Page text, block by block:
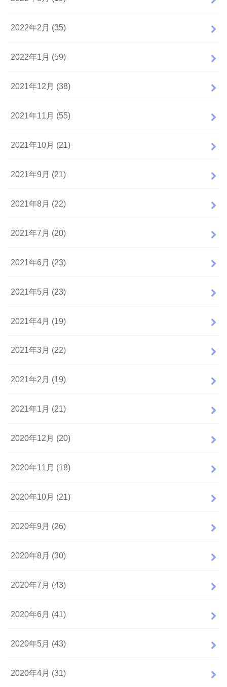
2022年2月 (35)
2022年1月 (59)
2021年12月 (38)
2021年11月 (55)
2021年10月 (21)
2021年9月 (21)
2021年8月 (22)
2021年7月 (20)
2021年6月 (23)
2021年5月 (23)
2021年4月 (19)
2021年3月 (22)
2021年2月 (19)
2021年1月 (21)
2020年12月 (20)
2020年11月 (18)
2020年10月 (21)
2020年9月 (26)
2020年8月 (30)
2020年7月 (43)
2020年6月 (41)
2020年5月 (43)
2020年4月 (31)